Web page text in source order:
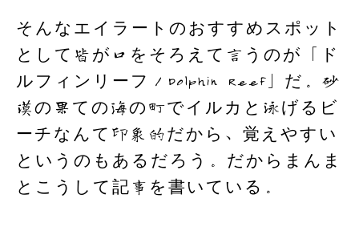
そんなエイラートのおすすめスポット
として皆が口をそろえて言うのが「ド
ルフィンリーフ／Dolphin Reef」だ。砂
漠の果ての海の町でイルカと泳げるビ
ーチなんて印象的だから、覚えやすい
というのもあるだろう。だからまんま
とこうして記事を書いている。